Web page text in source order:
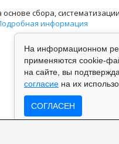
сбора,
информация
На информационном
применяются cookie-
на сайте, вы
согласие на их
СОГЛАСЕН